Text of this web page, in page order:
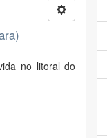
no litoral do